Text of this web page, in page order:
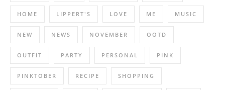
HOME LIPPERT'S LOVE ME MUSIC
NEW NEWS NOVEMBER OOTD
OUTFIT PARTY PERSONAL PINK
PINKTOBER RECIPE SHOPPING